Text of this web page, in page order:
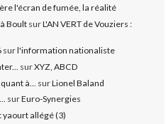
l'écran de fumée, la réalité
Boult surL'AN VERT de Vouziers :
surl'information nationaliste
surXYZ, ABCD
à...
surLionel Baland
surEuro-Synergies
allégé (3)